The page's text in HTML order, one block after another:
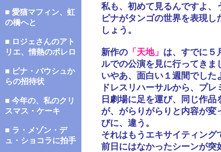
■ 愛猫マフィン、虹
の橋へと
■ ロジェさんのアト
リエ、情熱のボレロ
■ ピナ・バウシュか
らの招待状
■ 今年の、私のクリ
スマス・ケーキ
■ ラ・メゾン・デ
ュ・ショコラに拍手
私も、初めて見るんですよ、
ピナがタンゴの世界を表現
しょう。
新作の 「天地」 は、すでに５
ルでの公演を見に行ってきま
いやあ、面白い１週間でした
ドレスリハーサルから、プ
日劇場に足を運び、同じ作品
が、がらりがらりと内容が変
びに、違う。
それはもうエキサイティング
前日にはなかったシーンが突